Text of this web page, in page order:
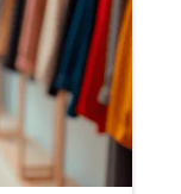
un sistema
Controla
real.